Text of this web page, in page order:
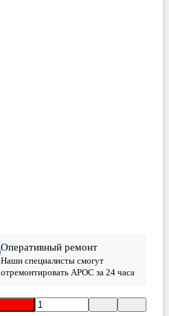
Оперативный ремонт
Наши специалисты смогут
отремонтировать АРОС за 24 часа